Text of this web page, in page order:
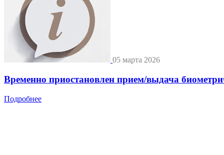
05 марта 2026
Временно приостановлен прием/выдача
Подробнее